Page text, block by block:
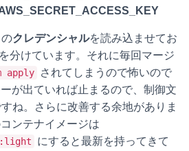
クレデンシャルを読み込ませてお
分けています。それに毎回マージ
apply
されてしまうので怖いので
が出ていれば止まるので、制御文
ね。さらに改善する余地がありま
ンテナイメージは
にすると最新を持ってきて